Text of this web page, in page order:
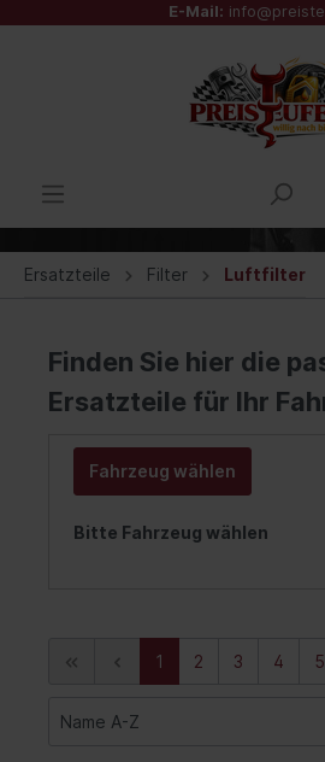
E-Mail:
Ersatzteile Filter Luftfilter
Finden Sie hier die
Ersatzteile für Ihr
Fahrzeug wählen
Bitte Fahrzeug wählen
1 2 3 4 5